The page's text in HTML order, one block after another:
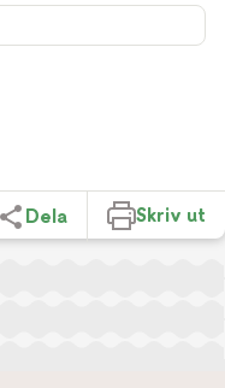
Dela Skriv ut